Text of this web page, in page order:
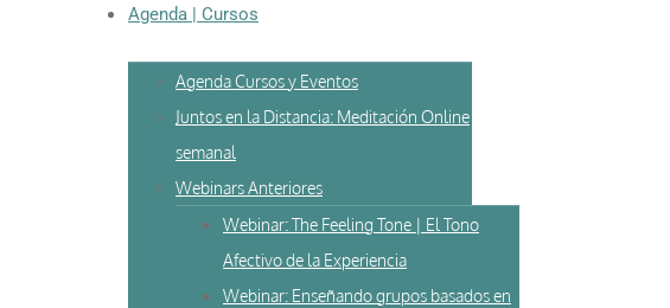
Agenda | Cursos
Agenda Cursos y Eventos
Juntos en la Distancia: Meditación Online
semanal
Webinars Anteriores
Webinar: The Feeling Tone | El Tono
Afectivo de la Experiencia
Webinar: Enseñando grupos basados en